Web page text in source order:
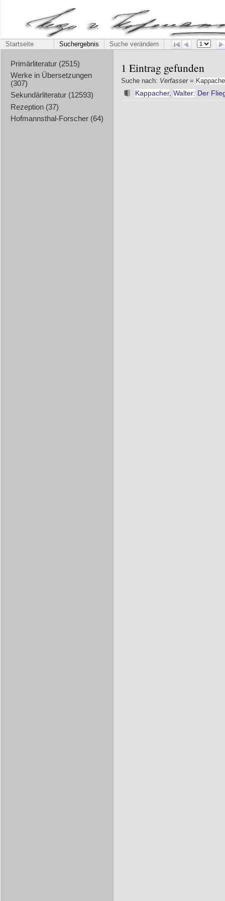
Startseite Suchergebnis Suche verändern
Primärliteratur (2515)
Werke in Übersetzungen
(307)
Sekundärliteratur (12593)
Rezeption (37)
Hofmannsthal-Forscher (64)
1 Eintrag gefunden
Suche nach: Verfasser=
Kappacher, Walter: Der